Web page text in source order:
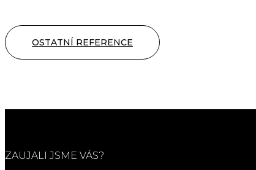
OSTATNÍ REFERENCE
ZAUJALI JSME VÁS?